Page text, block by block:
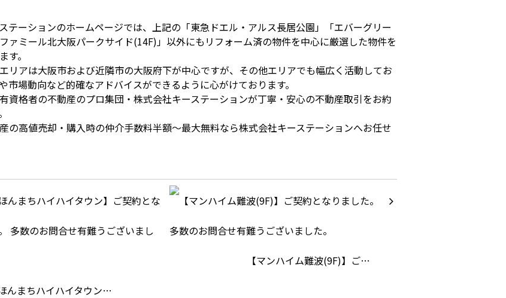
テーションのホームページでは、上記の「東急ドエル・アルス長居公園」「エバーグリー
ァミール北大阪パークサイド(14F)」以外にもリフォーム済の物件を中心に厳選した物件を
す。
リアは大阪市および近隣市の大阪府下が中心ですが、その他エリアでも幅広く活動してお
市場動向など的確なアドバイスができるように心がけております。
資格者の不動産のプロ集団・株式会社キーステーションが丁寧・安心の不動産取引をお約
の高値売却・購入時の仲介手数料半額～最大無料なら株式会社キーステーションへお任せ
んまちハイハイタウン…
【マンハイム難波(9F)】ご…